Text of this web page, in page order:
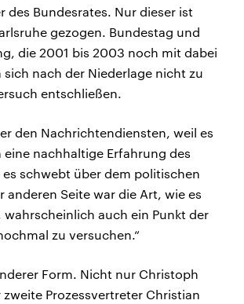
des Bundesrates. Nur dieser ist
gezogen. Bundestag und
die 2001 bis 2003 noch mit dabei
nach der Niederlage nicht zu
entschließen.
den Nachrichtendiensten, weil es
nachhaltige Erfahrung des
es schwebt über dem politischen
anderen Seite war die Art, wie es
auch ein Punkt der
zu versuchen.“
Form. Nicht nur Christoph
Prozessvertreter Christian